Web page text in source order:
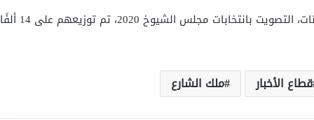
ويحق لنحو 63 مليون ناخب مصري في قاعدة البيانات، التصويت بانتخابات مجلس الشيوخ 2020، تم توزيعهم على 14 ألفًا
قطاع الأخبار ملك الشارع